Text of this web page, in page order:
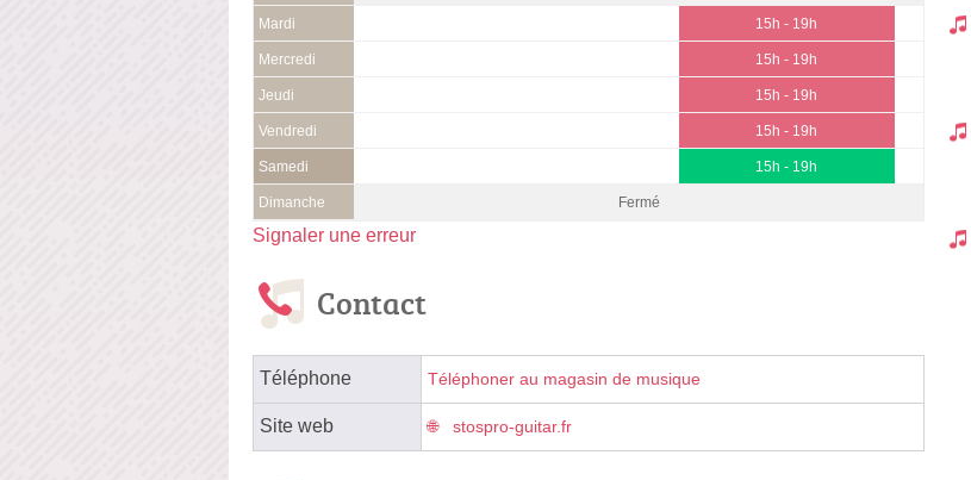
Mardi 15h - 19h
Mercredi 15h - 19h
Jeudi 15h - 19h
Vendredi 15h - 19h
Samedi 15h - 19h
Dimanche Fermé
Signaler une erreur
Contact
Téléphone Téléphoner au magasin de musique
Site web stospro-guitar.fr